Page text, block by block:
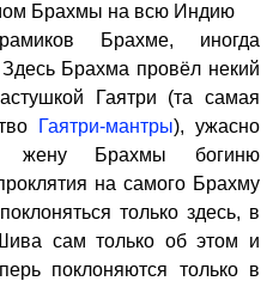
Брахмы на всю Индию
Брахме, иногда
Брахма провёл некий
Гаятри (та самая
Гаятри-мантры), ужасно
жену Брахмы богиню
на самого Брахму
только здесь, в
сам только об этом и
поклоняются только в